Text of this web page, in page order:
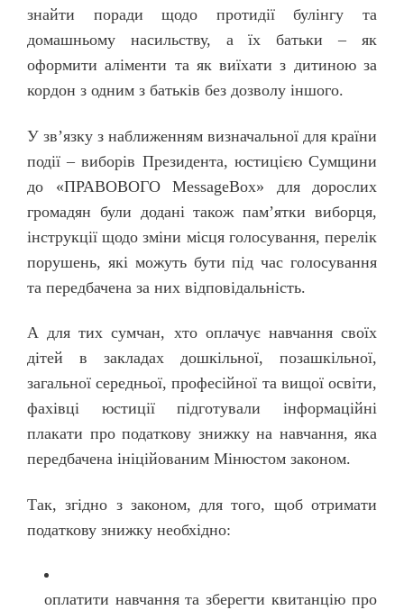
знайти поради щодо протидії булінгу та
домашньому насильству, а їх батьки – як
оформити аліменти та як виїхати з дитиною за
кордон з одним з батьків без дозволу іншого.
У зв’язку з наближенням визначальної для країни
події – виборів Президента, юстицією Сумщини
до «ПРАВОВОГО MessageBox» для дорослих
громадян були додані також пам’ятки виборця,
інструкції щодо зміни місця голосування, перелік
порушень, які можуть бути під час голосування
та передбачена за них відповідальність.
А для тих сумчан, хто оплачує навчання своїх
дітей в закладах дошкільної, позашкільної,
загальної середньої, професійної та вищої освіти,
фахівці юстиції підготували інформаційні
плакати про податкову знижку на навчання, яка
передбачена ініційованим Мінюстом законом.
Так, згідно з законом, для того, щоб отримати
податкову знижку необхідно:
оплатити навчання та зберегти квитанцію про